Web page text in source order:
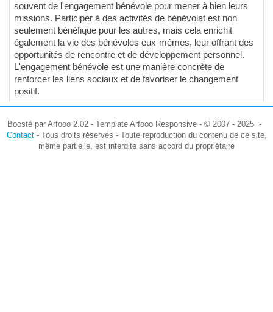
souvent de l'engagement bénévole pour mener à bien leurs
missions. Participer à des activités de bénévolat est non
seulement bénéfique pour les autres, mais cela enrichit
également la vie des bénévoles eux-mêmes, leur offrant des
opportunités de rencontre et de développement personnel.
L'engagement bénévole est une manière concrète de
renforcer les liens sociaux et de favoriser le changement
positif.
Boosté par Arfooo 2.02 - Template Arfooo Responsive - © 2007 - 2025 -
Contact- Tous droits réservés - Toute reproduction du contenu de ce site,
même partielle, est interdite sans accord du propriétaire